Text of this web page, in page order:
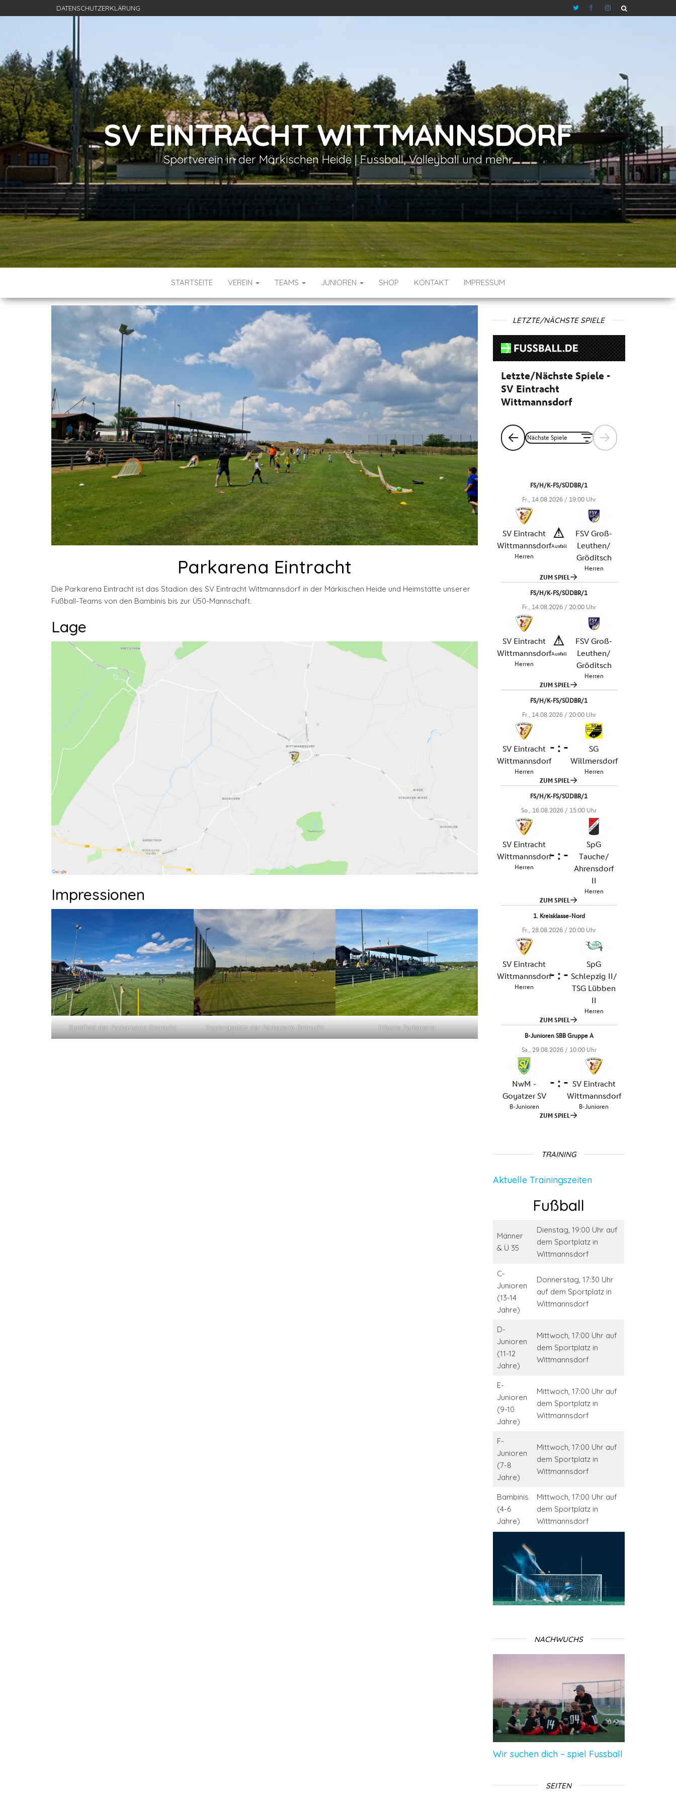
DATENSCHUTZERKLÄRUNG
SV EINTRACHT WITTMANNSDORF
Sportverein in der Märkischen Heide | Fussball, Volleyball und mehr
STARTSEITE VEREIN TEAMS JUNIOREN SHOP KONTAKT IMPRESSUM
Parkarena Eintracht
Die Parkarena Eintracht ist das Stadion des SV Eintracht Wittmannsdorf in der Märkischen Heide und Heimstätte unserer
Fußball-Teams von den Bambinis bis zur Ü50-Mannschaft.
Lage
Impressionen
Spielfeld der Parkareana Eintracht Trainingsplatz der Parkarena Eintracht Tribüne Parkarena
LETZTE/NÄCHSTE SPIELE
TRAINING
Aktuelle Trainingszeiten
Fußball
Männer
& Ü 35
Dienstag, 19:00 Uhr auf
dem Sportplatz in
Wittmannsdorf
C-
Junioren
(13-14
Jahre)
Donnerstag, 17:30 Uhr
auf dem Sportplatz in
Wittmannsdorf
D-
Junioren
(11-12
Jahre)
Mittwoch, 17:00 Uhr auf
dem Sportplatz in
Wittmannsdorf
E-
Junioren
(9-10
Jahre)
Mittwoch, 17:00 Uhr auf
dem Sportplatz in
Wittmannsdorf
F-
Junioren
(7-8
Jahre)
Mittwoch, 17:00 Uhr auf
dem Sportplatz in
Wittmannsdorf
Bambinis
(4-6
Jahre)
Mittwoch, 17:00 Uhr auf
dem Sportplatz in
Wittmannsdorf
NACHWUCHS
Wir suchen dich – spiel Fussball
SEITEN